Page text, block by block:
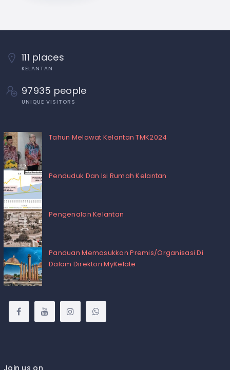
111 places
KELANTAN
97935 people
UNIQUE VISITORS
Tahun Melawat Kelantan TMK2024
Penduduk Dan Isi Rumah Kelantan
Pengenalan Kelantan
Panduan Memasukkan Premis/Organisasi Di
Dalam Direktori MyKelate
Join us on